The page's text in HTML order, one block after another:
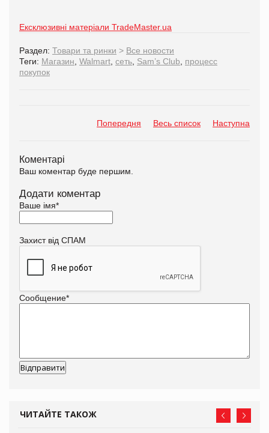
Ексклюзивні матеріали TradeMaster.ua
Раздел: Товари та ринки > Все новости
Теги: Магазин Walmart cеть Sam’s Club
процесс
покупок
Попередня Весь список Наступна
Коментарі
Ваш коментар буде першим.
Додати коментар
Ваше імя*
Захист від СПАМ
Сообщение*
ЧИТАЙТЕ ТАКОЖ